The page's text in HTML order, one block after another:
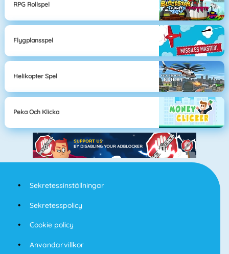
RPG Rollspel
Flygplansspel
Helikopter Spel
Peka Och Klicka
Sekretessinställningar
Sekretesspolicy
Cookie policy
Anvandarvillkor